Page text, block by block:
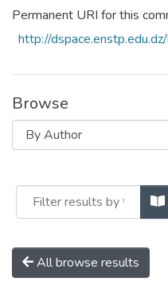
Permanent URI for this
http://
Browse
Browsing
All browse results